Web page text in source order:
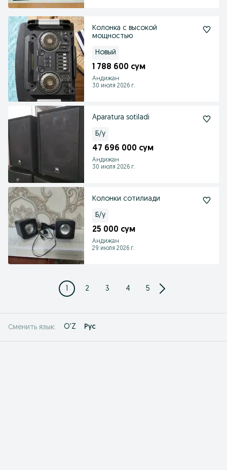
Колонка с высокой
мощностью
Новый
1 788 600 сум
Андижан
30 июля 2026 г.
Aparatura sotiladi
Б/у
47 696 000 сум
Андижан
30 июля 2026 г.
Колонки сотилиади
Б/у
25 000 сум
Андижан
29 июля 2026 г.
1 2 3 4 5
Сменить язык: O'Z Рус